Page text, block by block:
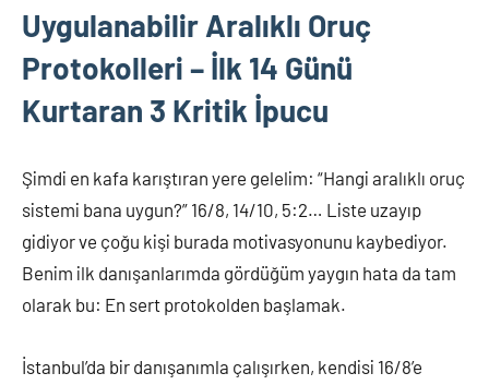
Uygulanabilir Aralıklı Oruç
Protokolleri – İlk 14 Günü
Kurtaran 3 Kritik İpucu
Şimdi en kafa karıştıran yere gelelim: “Hangi aralıklı oruç
sistemi bana uygun?” 16/8, 14/10, 5:2… Liste uzayıp
gidiyor ve çoğu kişi burada motivasyonunu kaybediyor.
Benim ilk danışanlarımda gördüğüm yaygın hata da tam
olarak bu: En sert protokolden başlamak.
İstanbul’da bir danışanımla çalışırken, kendisi 16/8’e